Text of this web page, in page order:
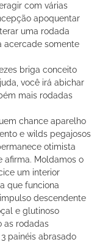
com várias
apoquentar
uma rodada
acercade somente
briga conceito
você irá abichar
mais rodadas
chance aparelho
e wilds pegajosos
otimista
afirma. Moldamos o
um interior
que funciona
descendente
e glutinoso
as rodadas
painéis abrasado